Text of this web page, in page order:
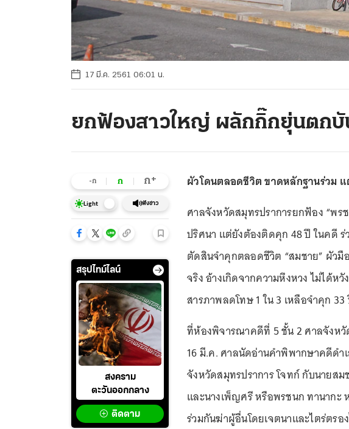
17 มี.ค. 2561 06:01 น.
ยกฟ้องสาวใหญ่ ผลักกิ๊กยุ่นตกบั
-ก ก ก+
Light ฟังข่าว
สรุปไทม์ไลน์
สงคราม
ตะวันออกกลาง
ติดตาม
ผัวโดนตลอดชีวิต ขาดหลักฐานร่วม
ศาลจังหวัดสมุทรปราการยกฟ้อง “พ
ปริศนา แต่ยังต้องติดคุก 48 ปี ในคดี
ตัดสินจำคุกตลอดชีวิต “สมชาย” ผัวมื
จริง อ้างเกิดจากความหึงหวง ไม่ได้ห
สารภาพลดโทษ 1 ใน 3 เหลือจำคุก
ที่ห้องพิจารณาคดีที่ 5 ชั้น 2 ศาลจังหวั
16 มี.ค. ศาลนัดอ่านคำพิพากษาคดีดำ
จังหวัดสมุทรปราการ โจทก์ กับนายสม
และนางเพ็ญศรี หรือพรชนก ทานากะ
ร่วมกันฆ่าผู้อื่นโดยเจตนาและไตร่ตรอ